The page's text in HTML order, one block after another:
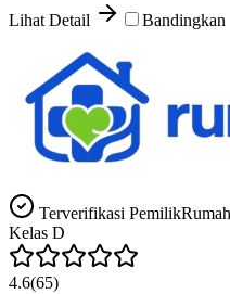
Lihat Detail Bandingkan
Terverifikasi Pemilik
Kelas D
4.6(65)